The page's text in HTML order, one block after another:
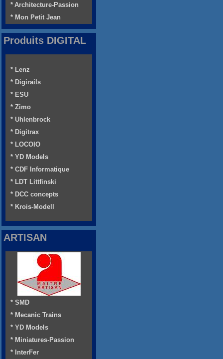
* Architecture-Passion
* Mon Petit Jean
Produits DIGITAL
* Lenz
* Digirails
* ESU
* Zimo
* Uhlenbrock
* Digitrax
* LOCOIO
* YD Models
* CDF Informatique
* LDT Littfinski
* DCC concepts
* Krois-Modell
ARTISAN
* SMD
* Mecanic Trains
* YD Models
* Miniatures-Passion
* InterFer